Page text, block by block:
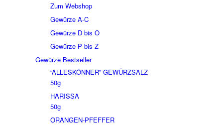
Zum Webshop
Gewürze A-C
Gewürze D bis O
Gewürze P bis Z
Gewürze Bestseller
“ALLESKÖNNER” GEWÜRZSALZ
50g
HARISSA
50g
ORANGEN-PFEFFER